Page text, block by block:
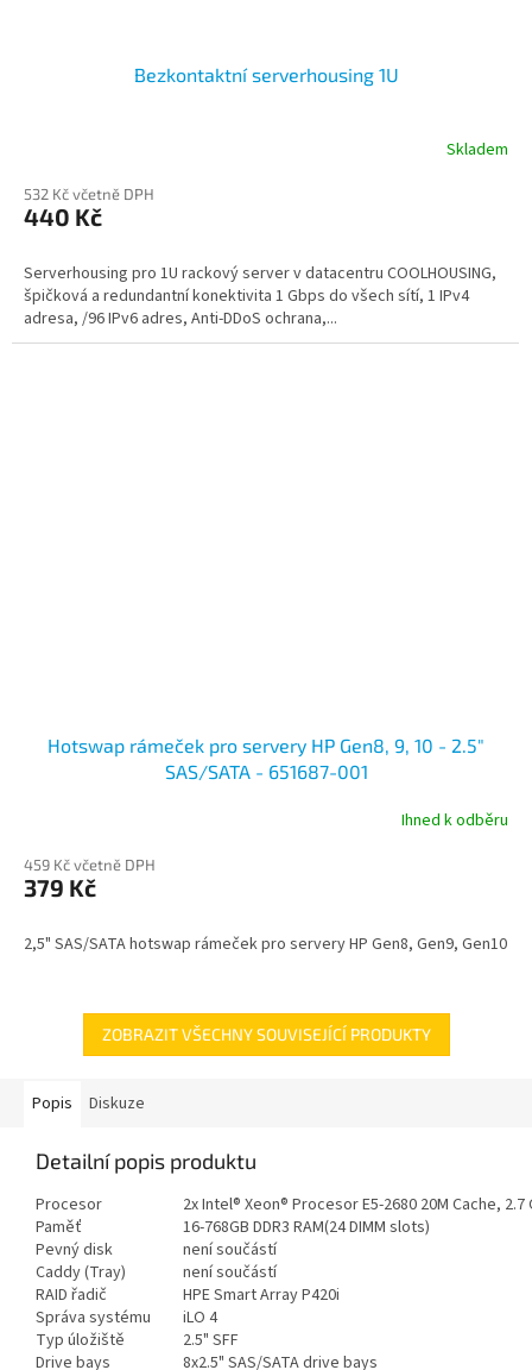
Bezkontaktní serverhousing 1U
Skladem
532 Kč včetně DPH
440 Kč
Serverhousing pro 1U rackový server v datacentru COOLHOUSING,
špičková a redundantní konektivita 1 Gbps do všech sítí, 1 IPv4
adresa, /96 IPv6 adres, Anti-DDoS ochrana,...
Hotswap rámeček pro servery HP Gen8, 9, 10 - 2.5"
SAS/SATA - 651687-001
Ihned k odběru
459 Kč včetně DPH
379 Kč
2,5" SAS/SATA hotswap rámeček pro servery HP Gen8, Gen9, Gen10
ZOBRAZIT VŠECHNY SOUVISEJÍCÍ PRODUKTY
Popis Diskuze
Detailní popis produktu
Procesor
2x Intel® Xeon® Procesor E5-2680 20M Cache, 2.7
Paměť
16-768GB DDR3 RAM(24 DIMM slots)
Pevný disk
není součástí
Caddy (Tray)
není součástí
RAID řadič
HPE Smart Array P420i
Správa systému
iLO 4
Typ úložiště
2.5" SFF
Drive bays
8x2.5" SAS/SATA drive bays